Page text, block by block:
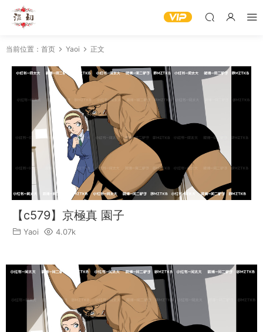
当前位置： 首页 Yaoi 正文
【c579】京極真 園子
Yaoi 4.07k